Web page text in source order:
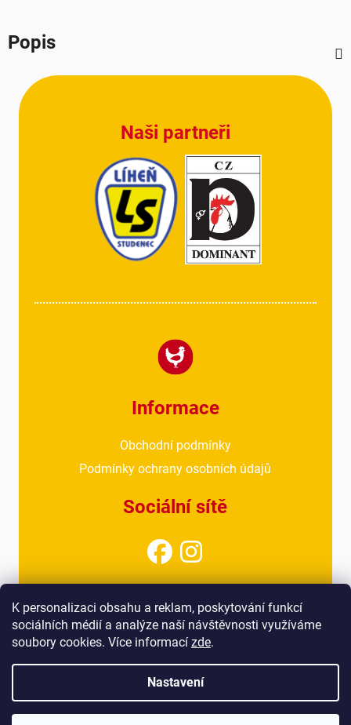
K personalizaci obsahu a reklam, poskytování funkcí
sociálních médií a analýze naší návštěvnosti využíváme
soubory cookies. Více informací zde.
Nastavení
Popis
Naši partneři
Informace
Obchodní podmínky
Podmínky ochrany osobních údajů
Sociální sítě
info@drubezarnahoresovice.cz
Vytvořil Shoptet
& Štefan Mazáň